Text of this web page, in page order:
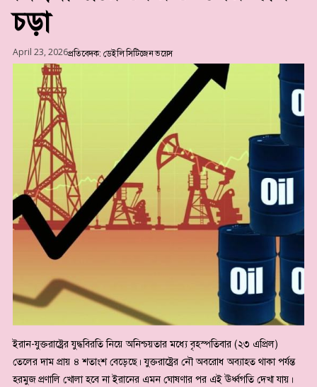
চড়া
April 23, 2026প্রতিবেদক: ডেইলি সিটিজেন ভয়েস
ইরান-যুক্তরাষ্ট্রের যুদ্ধবিরতি নিয়ে অনিশ্চয়তার মধ্যে বৃহস্পতিবার (২৩ এপ্রিল)
তেলের দাম প্রায় ৪ শতাংশ বেড়েছে। যুক্তরাষ্ট্রের নৌ অবরোধ অব্যাহত থাকা পর্যন্ত
হরমুজ প্রণালি খোলা হবে না ইরানের এমন ঘোষণার পর এই ঊর্ধ্বগতি দেখা যায়।